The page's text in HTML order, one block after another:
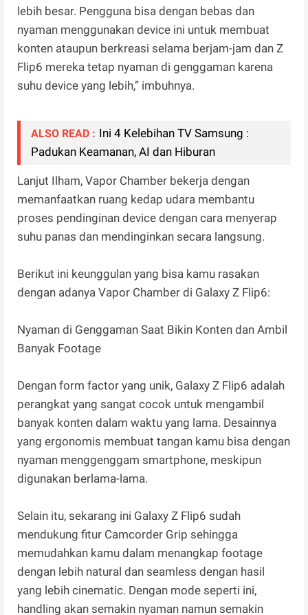
lebih besar. Pengguna bisa dengan bebas dan
nyaman menggunakan device ini untuk membuat
konten ataupun berkreasi selama berjam-jam dan Z
Flip6 mereka tetap nyaman di genggaman karena
suhu device yang lebih,” imbuhnya.
ALSO READ : Ini 4 Kelebihan TV Samsung :
Padukan Keamanan, AI dan Hiburan
Lanjut Ilham, Vapor Chamber bekerja dengan
memanfaatkan ruang kedap udara membantu
proses pendinginan device dengan cara menyerap
suhu panas dan mendinginkan secara langsung.
Berikut ini keunggulan yang bisa kamu rasakan
dengan adanya Vapor Chamber di Galaxy Z Flip6:
Nyaman di Genggaman Saat Bikin Konten dan Ambil
Banyak Footage
Dengan form factor yang unik, Galaxy Z Flip6 adalah
perangkat yang sangat cocok untuk mengambil
banyak konten dalam waktu yang lama. Desainnya
yang ergonomis membuat tangan kamu bisa dengan
nyaman menggenggam smartphone, meskipun
digunakan berlama-lama.
Selain itu, sekarang ini Galaxy Z Flip6 sudah
mendukung fitur Camcorder Grip sehingga
memudahkan kamu dalam menangkap footage
dengan lebih natural dan seamless dengan hasil
yang lebih cinematic. Dengan mode seperti ini,
handling akan semakin nyaman namun semakin